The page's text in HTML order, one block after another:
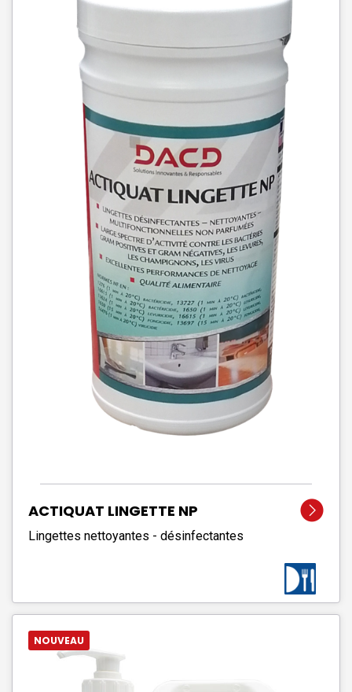
ACTIQUAT LINGETTE NP
Lingettes nettoyantes - désinfectantes
NOUVEAU